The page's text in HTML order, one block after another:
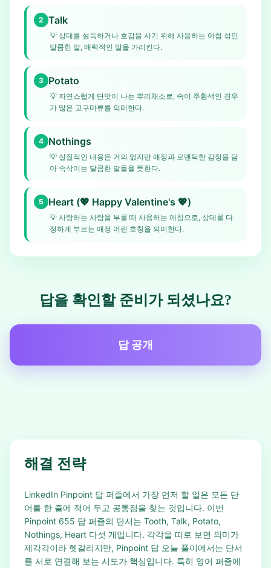
2 Talk
💡 상대를 설득하거나 호감을 사기 위해 사용하는 아첨 섞인
달콤한 말, 매력적인 말을 가리킨다.
3 Potato
💡 자연스럽게 단맛이 나는 뿌리채소로, 속이 주황색인 경우
가 많은 고구마류를 의미한다.
4 Nothings
💡 실질적인 내용은 거의 없지만 애정과 로맨틱한 감정을 담
아 속삭이는 달콤한 말들을 뜻한다.
5 Heart (💖 Happy Valentine's 💖)
💡 사랑하는 사람을 부를 때 사용하는 애칭으로, 상대를 다
정하게 부르는 애정 어린 호칭을 의미한다.
답을 확인할 준비가 되셨나요?
답 공개
해결 전략
LinkedIn Pinpoint 답 퍼즐에서 가장 먼저 할 일은 모든 단
어를 한 줄에 적어 두고 공통점을 찾는 것입니다. 이번
Pinpoint 655 답 퍼즐의 단서는 Tooth, Talk, Potato,
Nothings, Heart 다섯 개입니다. 각각을 따로 보면 의미가
제각각이라 헷갈리지만, Pinpoint 답 오늘 풀이에서는 단서
를 서로 연결해 보는 시도가 핵심입니다. 특히 영어 퍼즐에